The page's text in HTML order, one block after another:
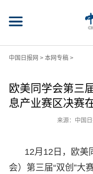
中国日报网 > 本网专稿>
欧美同学会第三
息产业赛区决赛
来源：中国日
12月12日，欧美
会）第三届“双创”大